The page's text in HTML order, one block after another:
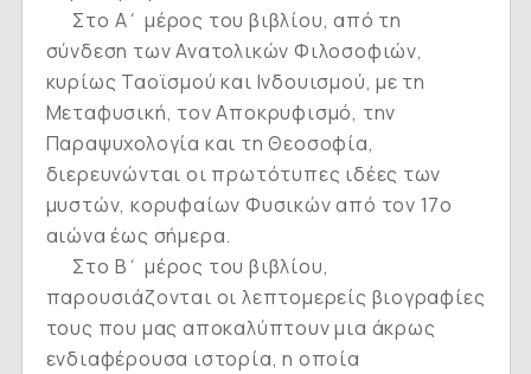
Στο Α΄ μέρος του βιβλίου, από τη
σύνδεση των Ανατολικών Φιλοσοφιών,
κυρίως Ταοϊσμού και Ινδουισμού, με τη
Μεταφυσική, τον Αποκρυφισμό, την
Παραψυχολογία και τη Θεοσοφία,
διερευνώνται οι πρωτότυπες ιδέες των
μυστών, κορυφαίων Φυσικών από τον 17ο
αιώνα έως σήμερα.
Στο Β΄ μέρος του βιβλίου,
παρουσιάζονται οι λεπτομερείς βιογραφίες
τους που μας αποκαλύπτουν μια άκρως
ενδιαφέρουσα ιστορία, η οποία